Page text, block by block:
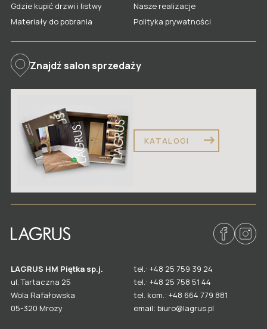
Gdzie kupić drzwi i listwy
Nasze realizacje
Materiały do pobrania
Polityka prywatności
Znajdź salon sprzedaży
KATALOGI
LAGRUS HM Piętka sp.j.
ul. Tartaczna 25
Wola Rafałowska
05-320 Mrozy
tel.: +48 25 759 39 24
tel.: +48 25 758 51 44
tel. kom.: +48 664 779 881
email: biuro@lagrus.pl